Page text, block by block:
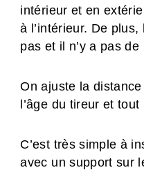
intérieur et en
à l’intérieur. De
pas et il n’y a pas
On ajuste la
l’âge du tireur et
C’est très simple à
avec un support sur